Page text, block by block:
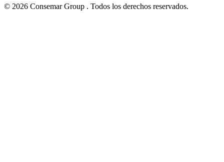
© 2026 Consemar Group . Todos los derechos reservados.